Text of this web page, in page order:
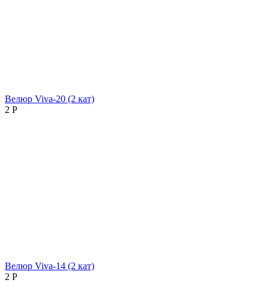
Велюр Viva-20 (2 кат)
2 Р
Велюр Viva-14 (2 кат)
2 Р